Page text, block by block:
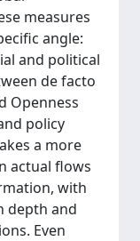
measures
angle:
and political
de facto
Openness
policy
a more
actual flows
with
depth and
Even